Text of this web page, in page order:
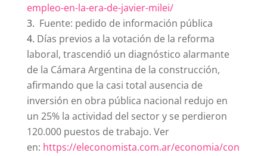
empleo-en-la-era-de-javier-milei/
Fuente: pedido de información pública
Días previos a la votación de la reforma
laboral, trascendió un diagnóstico alarmante
de la Cámara Argentina de la construcción,
afirmando que la casi total ausencia de
inversión en obra pública nacional redujo en
un 25% la actividad del sector y se perdieron
120.000 puestos de trabajo. Ver
en: https://eleconomista.com.ar/economia/con